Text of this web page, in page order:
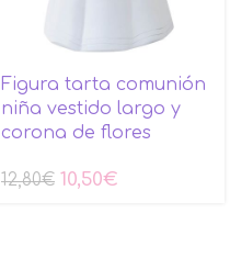
Figura tarta comunión
niña vestido largo y
corona de flores
12,80€ 10,50€